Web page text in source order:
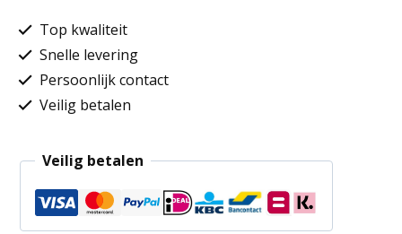
Top kwaliteit
Snelle levering
Persoonlijk contact
Veilig betalen
Veilig betalen